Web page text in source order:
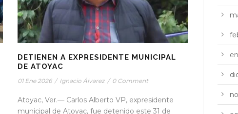
DETIENEN A EXPRESIDENTE MUNICIPAL
DE ATOYAC
01 Ene 2026 / Ignacio Álvarez / 0 Comment
Atoyac, Ver.— Carlos Alberto VP, expresidente
municipal de Atoyac, fue detenido este 31 de